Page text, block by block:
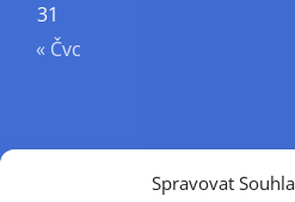
Spravovat
31
« Čvc
Příjmení